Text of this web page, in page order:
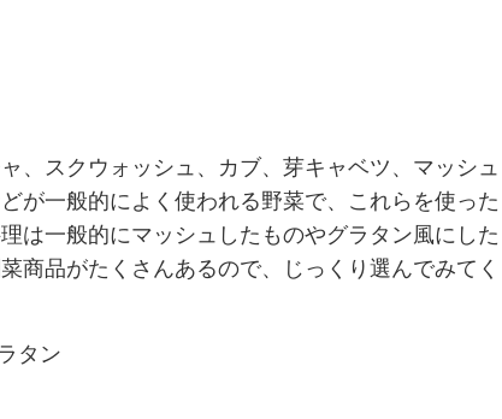
、スクウォッシュ、カブ、芽キャベツ、マッシュ
が一般的によく使われる野菜で、これらを使った
は一般的にマッシュしたものやグラタン風にした
商品がたくさんあるので、じっくり選んでみてく
タン